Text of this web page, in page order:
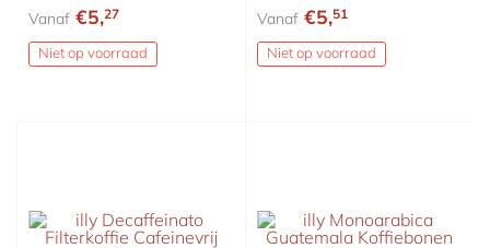
Vanaf €5,27
Niet op voorraad
Vanaf €5,51
Niet op voorraad